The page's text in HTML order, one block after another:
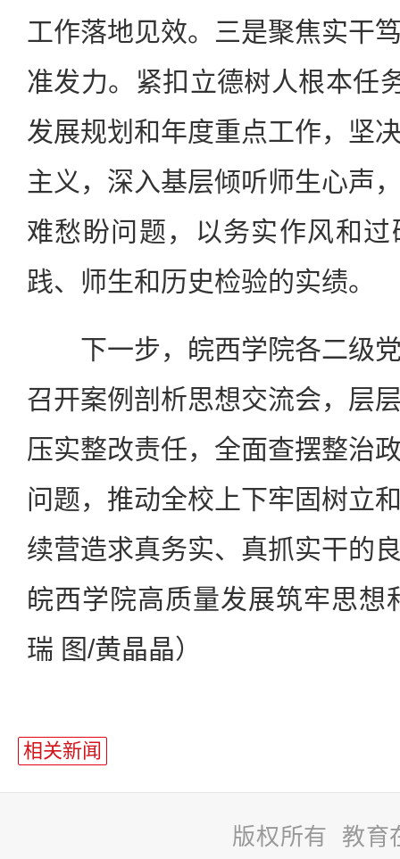
工作落地见效。三是聚焦实干
准发力。紧扣立德树人根本任
发展规划和年度重点工作，坚
主义，深入基层倾听师生心声
难愁盼问题，以务实作风和
践、师生和历史检验的实绩。
下一步，皖西学院各二级党
召开案例剖析思想交流会，层
压实整改责任，全面查摆整治
问题，推动全校上下牢固树立
续营造求真务实、真抓实干的
皖西学院高质量发展筑牢思想
瑞 图/黄晶晶）
相关新闻
版权所有 教育